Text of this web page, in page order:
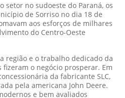
setor no sudoeste do Paraná, os
de Sorriso no dia 18 de
aos esforços de milhares
do Centro-Oeste
região e o trabalho dedicado da
o negócio prosperar. Em
da fabricante SLC,
pela americana John Deere.
e bem avaliados